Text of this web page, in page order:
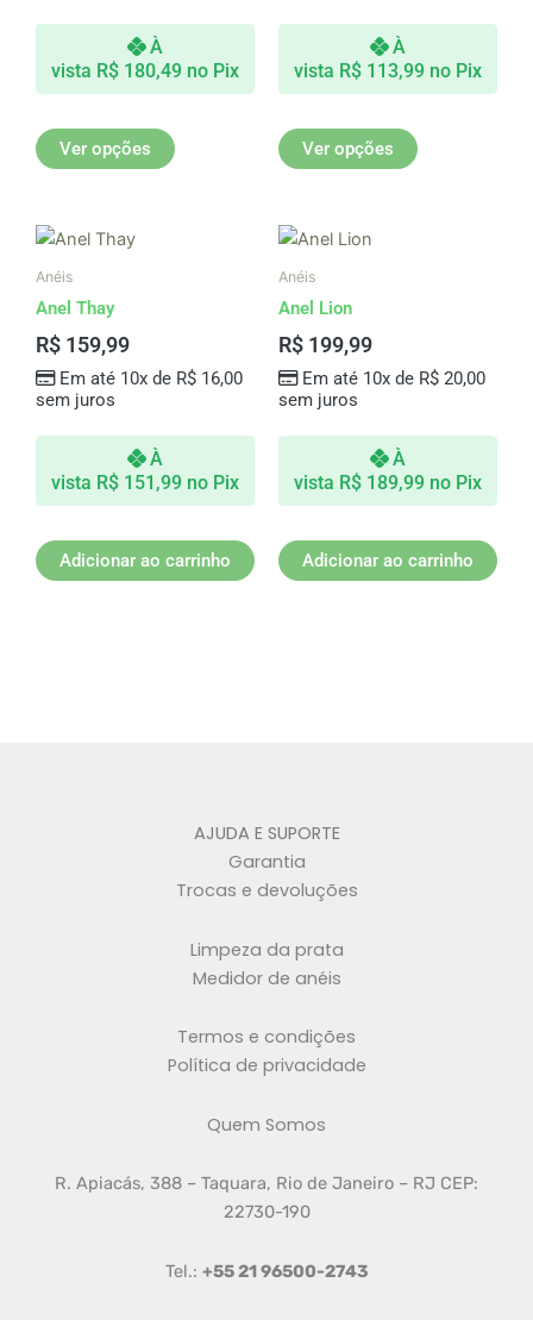
À
vista R$ 180,49 no Pix
Ver opções
podem
escolhidas
página
À
vista R$ 113,99 no Pix
Ver opções
podem
escolhidas
página
Anéis
Anel Thay
R$ 159,99
Em até 10x de R$16,00
sem juros
À
vista R$ 151,99 no Pix
Adicionar ao carrinho
Anéis
Anel Lion
R$ 199,99
Em até 10x de R$20,00
sem juros
À
vista R$ 189,99 no Pix
Adicionar ao carrinho
AJUDA E SUPORTE
Garantia
Trocas e devoluções
Limpeza da prata
Medidor de anéis
Termos e condições
Política de privacidade
Quem Somos
R. Apiacás, 388 – Taquara, Rio de Janeiro – RJ CEP:
22730-190
Tel.: +55 21 96500-2743